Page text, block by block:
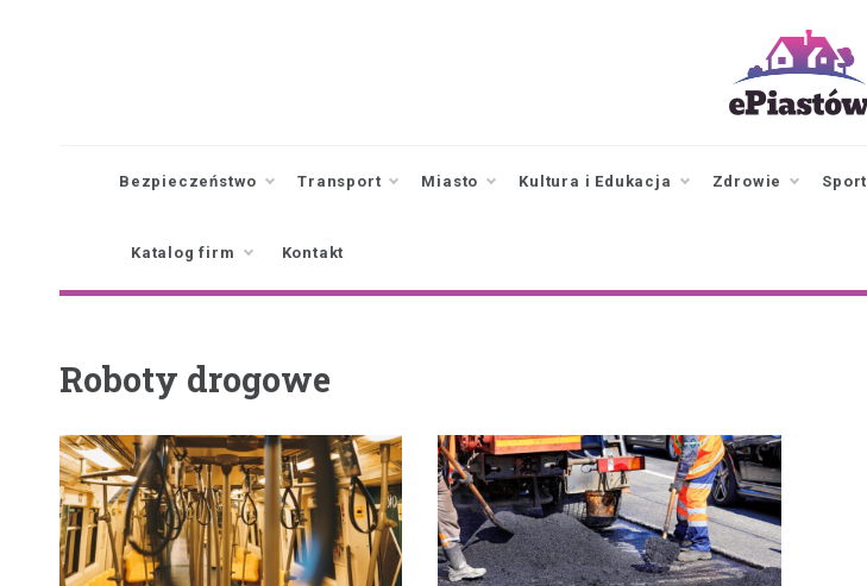
Piastowa i
okolicy
Bezpieczeństwo Transport Miasto Kultura i Edukacja Zdrowie Sport
Katalog firm Kontakt
Roboty drogowe